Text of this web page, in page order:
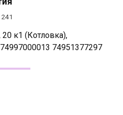
241
к1 (Котловка),
74951377297